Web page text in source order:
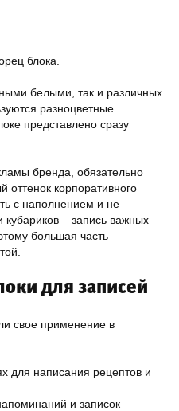
блока.
белыми, так и различных
разноцветные
представлено сразу
бренда, обязательно
оттенок корпоративного
с наполнением и не
– запись важных
большая часть
для записей
свое применение в
написания рецептов и
и записок